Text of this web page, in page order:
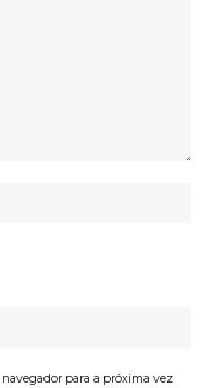
para a próxima vez